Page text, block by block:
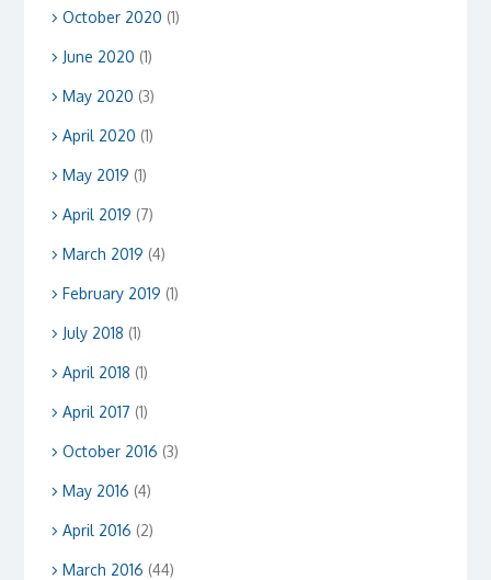
October 2020 (1)
June 2020 (1)
May 2020 (3)
April 2020 (1)
May 2019 (1)
April 2019 (7)
March 2019 (4)
February 2019 (1)
July 2018 (1)
April 2018 (1)
April 2017 (1)
October 2016 (3)
May 2016 (4)
April 2016 (2)
March 2016 (44)